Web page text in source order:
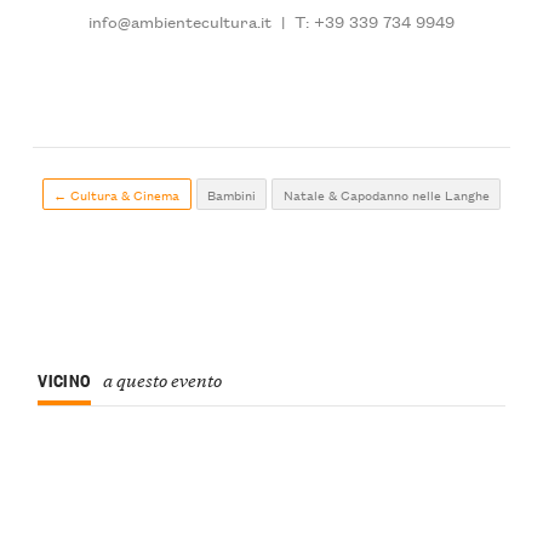
info@ambientecultura.it | T: +39 339 734 9949
← Cultura & Cinema Bambini Natale & Capodanno nelle Langhe
VICINO a questo evento